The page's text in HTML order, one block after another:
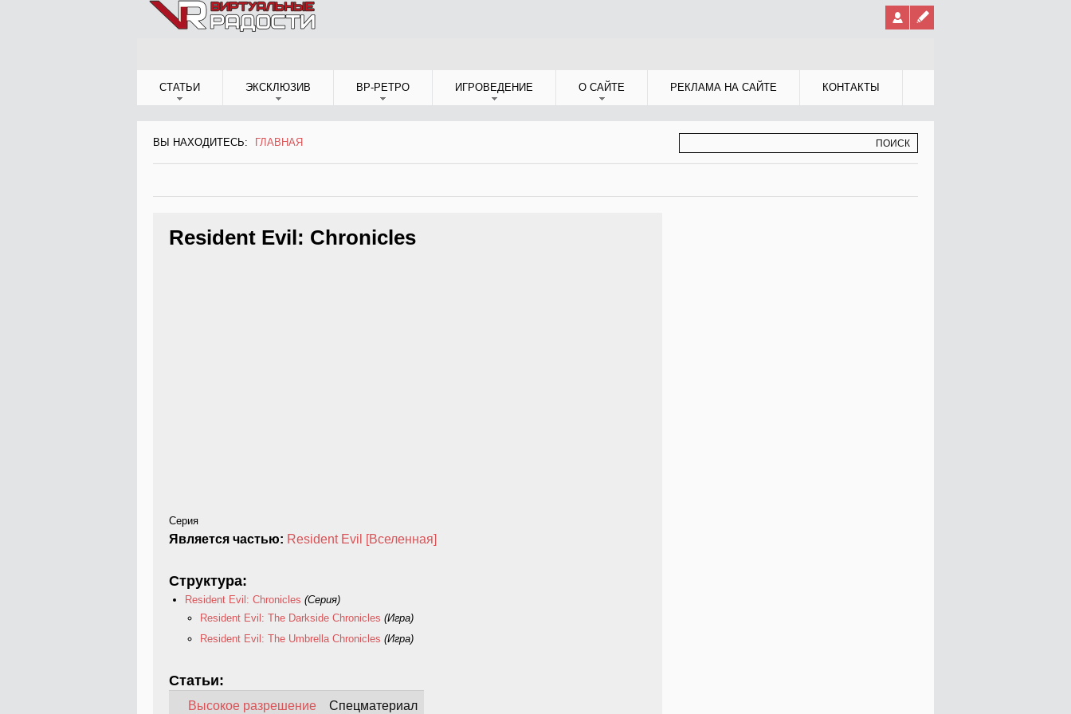
СТАТЬИ ЭКСКЛЮЗИВ ВР-РЕТРО ИГРОВЕДЕНИЕ О САЙТЕ РЕКЛАМА НА САЙТЕ КОНТАКТЫ
ВЫ НАХОДИТЕСЬ:
ВЫ НАХОДИТЕСЬ
ГЛАВНАЯ
Resident Evil: Chronicles
Серия
Является частью: Resident Evil [Вселенная]
Структура:
Resident Evil: Chronicles (Серия)
Resident Evil: The Darkside Chronicles (Игра)
Resident Evil: The Umbrella Chronicles (Игра)
Статьи:
Высокое разрешение Спецматериал